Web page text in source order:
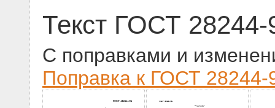
Текст ГОСТ 28244-
С поправками и
Поправка к ГОСТ 28244-